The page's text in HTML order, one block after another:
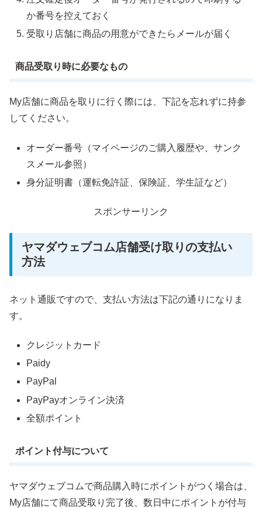
か番号を控えておく
受取り店舗に商品の用意ができたらメールが届く
商品受取り時に必要なもの
My店舗に商品を取りに行く際には、下記を忘れずに持参
してください。
オーダー番号 （マイページのご購入履歴や、サンク
スメール参照）
身分証明書 （運転免許証、保険証、学生証など）
スポンサーリンク
ヤマダウェブコム店舗受け取りの支払い
方法
ネット通販ですので、支払い方法は下記の通りになりま
す。
クレジットカード
Paidy
PayPal
PayPayオンライン決済
全額ポイント
ポイント付与について
ヤマダウェブコムで商品購入時にポイントがつく場合は、
My店舗にて商品受取り完了後、数日中にポイントが付与